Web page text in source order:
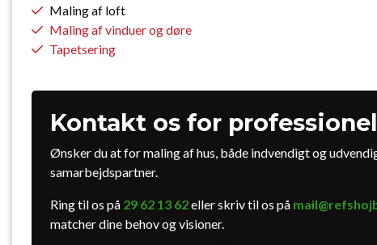
Maling af loft
Maling af vinduer og døre
Tapetsering
Kontakt os for
Ønsker du at for maling af hus, både indvendigt og
samarbejdspartner.
Ring til os på 29 62 13 62eller skriv til os på
matcher dine behov og visioner.